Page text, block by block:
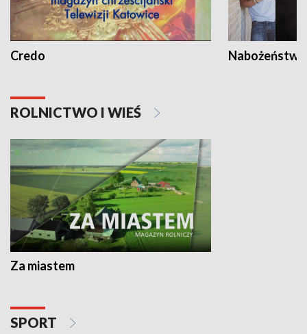
Credo
ROLNICTWO I WIEŚ
Za miastem
SPORT